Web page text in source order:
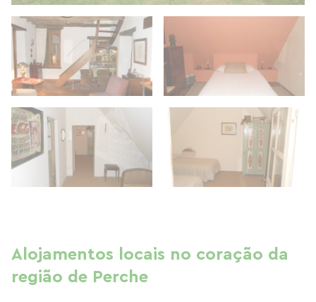
Alojamentos locais no coração da
região de Perche